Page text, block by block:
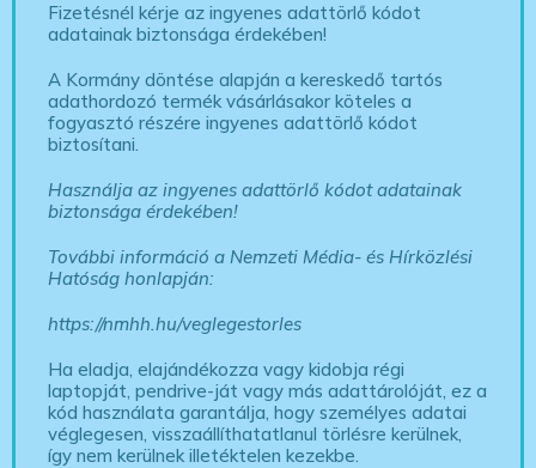
Fizetésnél kérje az ingyenes adattörlő kódot
adatainak biztonsága érdekében!
A Kormány döntése alapján a kereskedő tartós
adathordozó termék vásárlásakor köteles a
fogyasztó részére ingyenes adattörlő kódot
biztosítani.
Használja az ingyenes adattörlő kódot adatainak
biztonsága érdekében!
További információ a Nemzeti Média- és Hírközlési
Hatóság honlapján:
https://nmhh.hu/veglegestorles
Ha eladja, elajándékozza vagy kidobja régi
laptopját, pendrive-ját vagy más adattárolóját, ez a
kód használata garantálja, hogy személyes adatai
véglegesen, visszaállíthatatlanul törlésre kerülnek,
így nem kerülnek illetéktelen kezekbe.